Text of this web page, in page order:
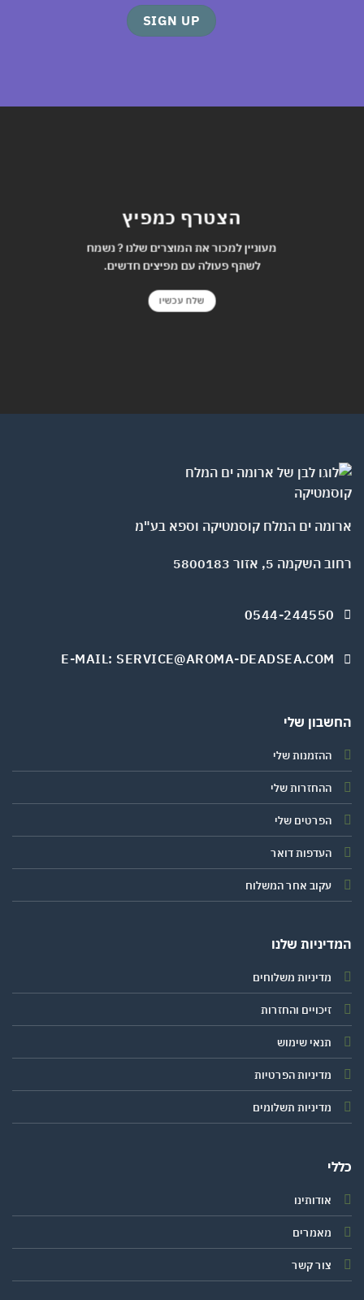
הצטרף כמפיץ
מעוניין למכור את המוצרים שלנו ? נשמח
לשתף פעולה עם מפיצים חדשים.
שלח עכשיו
ים המלח קוסמטיקה וספא בע"מ
5, אזור 5800183
0544-244550
E-MAIL: SERVICE@AROMA-DEADSEA.COM
שלי
ההזמנות שלי
ההחזרות שלי
הפרטים שלי
העדפות דואר
עקוב אחר המשלוח
שלנו
מדיניות משלוחים
זיכויים והחזרות
תנאי שימוש
מדיניות הפרטיות
מדיניות תשלומים
אודותינו
מאמרים
צור קשר